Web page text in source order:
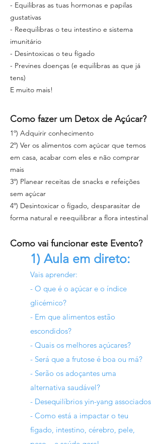
- Equilibras as tuas hormonas e papilas
gustativas
- Reequilibras o teu intestino e sistema
imunitário
- Desintoxicas o teu fígado
- Prevines doenças (e equilibras as que já
tens)
E muito mais!
Como fazer um Detox de Açúcar?
​1º) Adquirir conhecimento
2º) Ver os alimentos com açúcar que temos
em casa, acabar com eles e não comprar
mais
3º) Planear receitas de snacks e refeições
sem açúcar
4º) Desintoxicar o fígado, desparasitar de
forma natural e reequilibrar a flora intestinal​​
Como vai funcionar este Evento?
1) Aula em direto:
Vais aprender:
- O que é o açúcar e o índice
glicémico?
- Em que alimentos estão
escondidos?
- Quais os melhores açúcares?
- Será que a frutose é boa ou má?
- Serão os adoçantes uma
alternativa saudável?
- Desequilíbrios yin-yang associados
- Como está a impactar o teu
fígado, intestino, cérebro, pele,